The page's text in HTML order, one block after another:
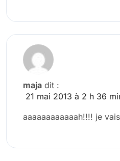
maja dit :
21 mai 2013 à 2 h 36
aaaaaaaaaaaah!!!! je